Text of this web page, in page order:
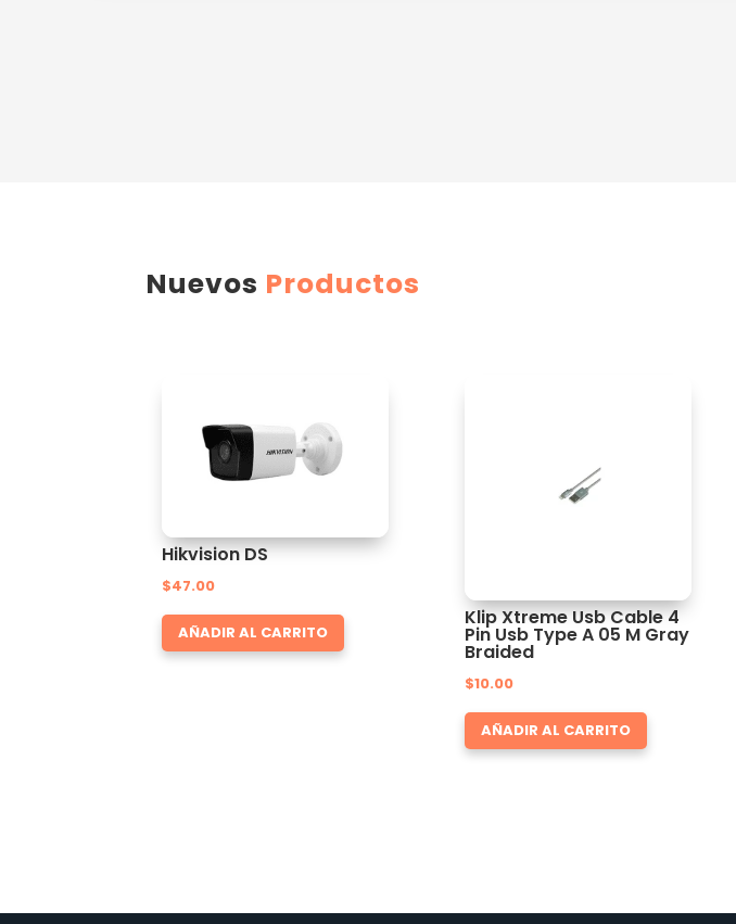
Nuevos Productos
Hikvision DS
$47.00
AÑADIR AL CARRITO
Klip Xtreme Usb Cable 4
Pin Usb Type A 05 M Gray
Braided
$10.00
AÑADIR AL CARRITO